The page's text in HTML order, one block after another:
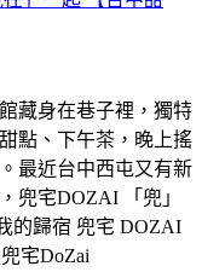
藏身在巷子裡，獨特
點、下午茶，晚上搖
最近台中西屯又有新
兜宅DOZAI 「兜」
歸宿 ​​兜宅 DOZAI
宅DoZai